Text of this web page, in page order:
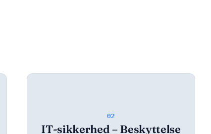
02
IT-sikkerhed – Beskyttelse